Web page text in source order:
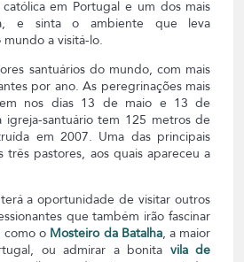
em Portugal e um dos mais
e sinta o ambiente que leva
a visitá-lo.
santuários do mundo, com mais
por ano. As peregrinações mais
nos dias 13 de maio e 13 de
santuário tem 125 metros de
em 2007. Uma das principais
três pastores, aos quais apareceu a
a oportunidade de visitar outros
que também irão fascinar
como o Mosteiro da Batalha, a maior
ou admirar a bonita vila de